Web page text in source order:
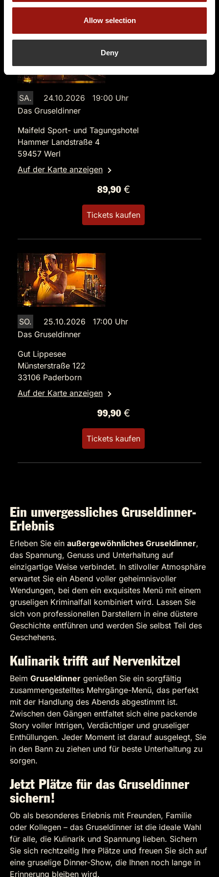
Allow selection
Deny
SA.
24.10.2026 19:00 Uhr
Das Gruseldinner
Maifeld Sport- und Tagungshotel
Hammer Landstraße 4
59457 Werl
Auf der Karte anzeigen
89,90 €
Tickets kaufen
SO.
25.10.2026 17:00 Uhr
Das Gruseldinner
Gut Lippesee
Münsterstraße 122
33106 Paderborn
Auf der Karte anzeigen
99,90 €
Tickets kaufen
Ein unvergessliches Gruseldinner-
Erlebnis
Erleben Sie ein außergewöhnliches Gruseldinner,
das Spannung, Genuss und Unterhaltung auf
einzigartige Weise verbindet. In stilvoller Atmosphäre
erwartet Sie ein Abend voller geheimnisvoller
Wendungen, bei dem ein exquisites Menü mit einem
gruseligen Kriminalfall kombiniert wird. Lassen Sie
sich von professionellen Darstellern in eine düstere
Geschichte entführen und werden Sie selbst Teil des
Geschehens.
Kulinarik trifft auf Nervenkitzel
Beim Gruseldinner genießen Sie ein sorgfältig
zusammengestelltes Mehrgänge-Menü, das perfekt
mit der Handlung des Abends abgestimmt ist.
Zwischen den Gängen entfaltet sich eine packende
Story voller Intrigen, Verdächtiger und gruseliger
Enthüllungen. Jeder Moment ist darauf ausgelegt, Sie
in den Bann zu ziehen und für beste Unterhaltung zu
sorgen.
Jetzt Plätze für das Gruseldinner
sichern!
Ob als besonderes Erlebnis mit Freunden, Familie
oder Kollegen – das Gruseldinner ist die ideale Wahl
für alle, die Kulinarik und Spannung lieben. Sichern
Sie sich rechtzeitig Ihre Plätze und freuen Sie sich auf
eine gruselige Dinner-Show, die Ihnen noch lange in
Erinnerung bleiben wird.